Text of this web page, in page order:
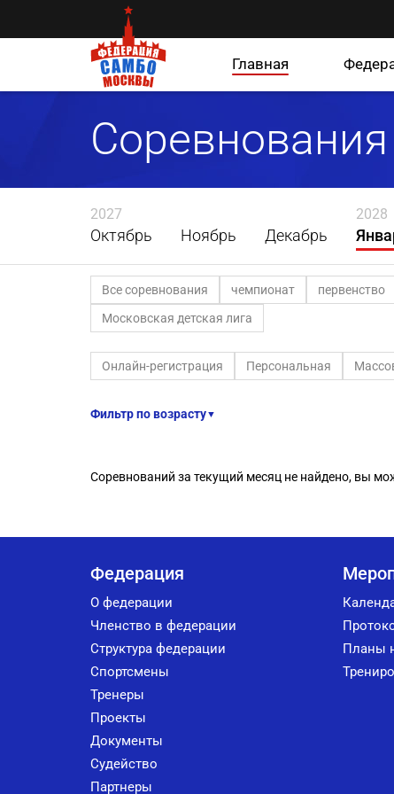
Главная
Соревнования
2027
Октябрь Ноябрь Декабрь
2028
Все соревнования чемпионат первенство
Московская детская лига
Онлайн-регистрация Персональная
Фильтр по возрасту▼
Соревнований за текущий месяц не найдено, вы
Федерация
О федерации
Членство в федерации
Структура федерации
Спортсмены
Тренеры
Проекты
Документы
Судейство
Партнеры
Планы